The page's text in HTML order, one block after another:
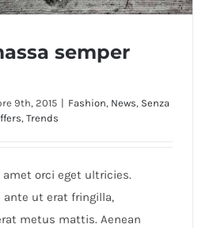
semper
9th, 2015 | Fashion, News, Senza
, Trends
orci eget ultricies.
ante ut erat fringilla,
metus mattis. Aenean